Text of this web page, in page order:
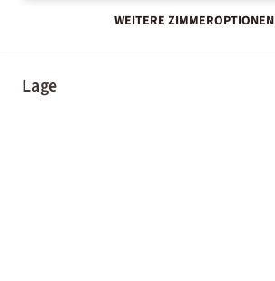
WEITERE ZIMMEROPTIONEN
Lage